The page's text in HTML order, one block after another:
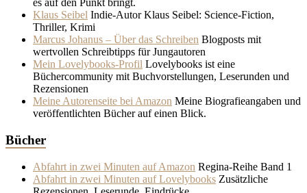
es auf den Punkt bringt.
Klaus Seibel Indie-Autor Klaus Seibel: Science-Fiction,
Thriller, Krimi
Marcus Johanus – Über das Schreiben Blogposts mit
wertvollen Schreibtipps für Jungautoren
Mein Lovelybooks-Profil Lovelybooks ist eine
Büchercommunity mit Buchvorstellungen, Leserunden und
Rezensionen
Meine Autorenseite bei Amazon Meine Biografieangaben und
veröffentlichten Bücher auf einen Blick.
Bücher
Abfahrt in zwei Minuten auf Amazon Regina-Reihe Band 1
Abfahrt in zwei Minuten auf Lovelybooks Zusätzliche